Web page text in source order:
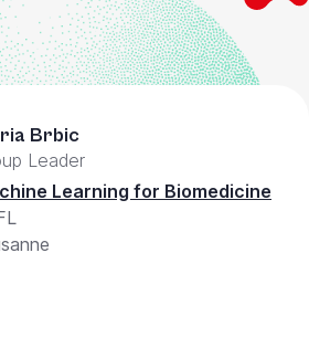
Brbic
Leader
Learning for Biomedicine